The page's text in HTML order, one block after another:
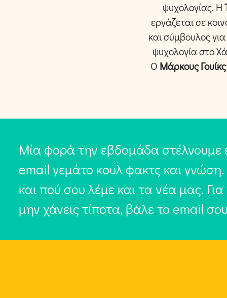
ψυχολογίας. Η
εργάζεται σε
και σύμβουλος
ψυχολογία στο
Ο Μάρκους Γουίκς
Μία φορά την εβδομάδα στέλνουμε
email γεμάτο κουλ φακτς και
και πού σου λέμε και τα νέα μας.
μην χάνεις τίποτα, βάλε το email